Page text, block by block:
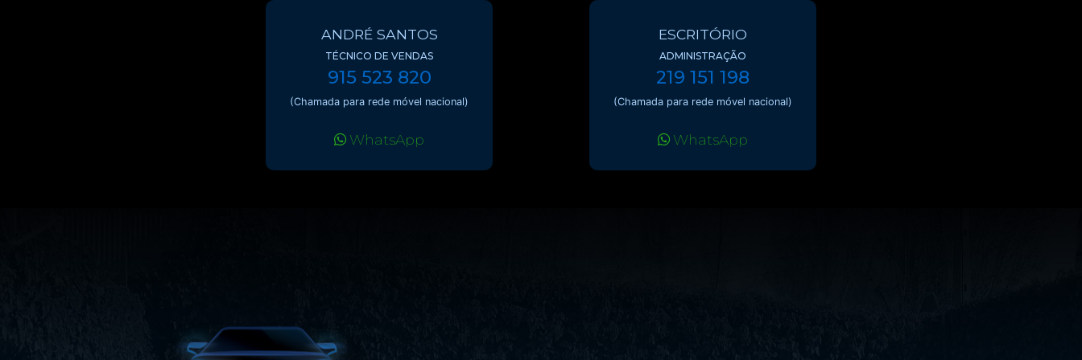
ANDRÉ SANTOS
TÉCNICO DE VENDAS
915 523 820
(Chamada para rede móvel nacional)
WhatsApp
ESCRITÓRIO
ADMINISTRAÇÃO
219 151 198
(Chamada para rede móvel nacional)
WhatsApp